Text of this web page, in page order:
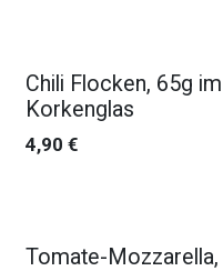
Chili Flocken, 65g im
Korkenglas
4,90 €
Tomate-Mozzarella,